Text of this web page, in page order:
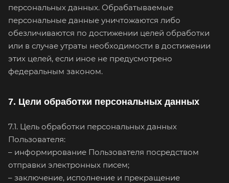
персональных данных. Обрабатываемые
персональные данные уничтожаются либо
обезличиваются по достижении целей обработки
или в случае утраты необходимости в достижении
этих целей, если иное не предусмотрено
федеральным законом.
7. Цели обработки персональных данных
7.1. Цель обработки персональных данных
Пользователя:
– информирование Пользователя посредством
отправки электронных писем;
– заключение, исполнение и прекращение